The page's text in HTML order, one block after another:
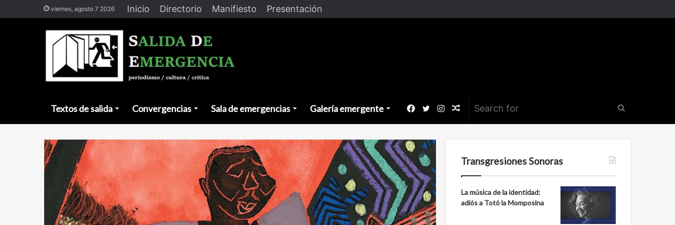
viernes, agosto 7 2026 Inicio Directorio Manifiesto Presentación
Textos de salida Convergencias Sala de emergencias Galería emergente
for
Random
Article
Instagram
Twitter
Facebook
Transgresiones Sonoras
La música de la identidad:
adiós a Totó la Momposina